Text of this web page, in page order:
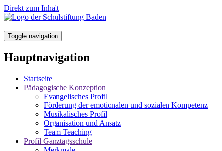
Direkt zum Inhalt
Toggle navigation
Hauptnavigation
Startseite
Pädagogische Konzeption
Evangelisches Profil
Förderung der emotionalen und sozialen Kompetenz
Musikalisches Profil
Organisation und Ansatz
Team Teaching
Profil Ganztagsschule